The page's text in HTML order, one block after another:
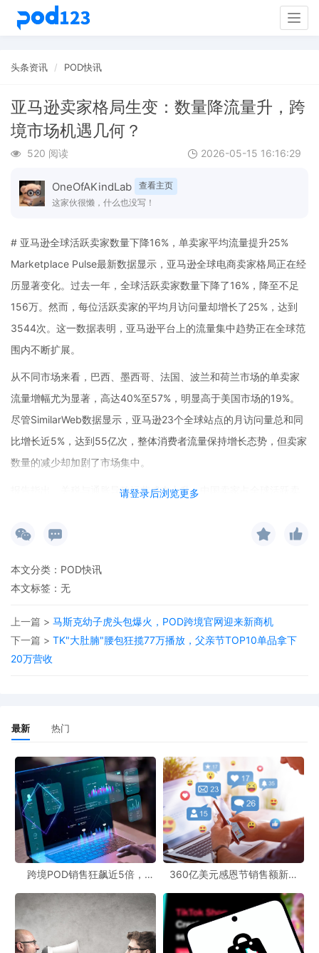
头条资讯 POD快讯
亚马逊卖家格局生变：数量降流量升，跨
境市场机遇几何？
520 阅读 2026-05-15 16:16:29
OneOfAKindLab
查看主页
这家伙很懒，什么也没写！
请登录后浏览更多
# 亚马逊全球活跃卖家数量下降16%，单卖家平均流量提升25%
Marketplace Pulse最新数据显示，亚马逊全球电商卖家格局正在经
历显著变化。过去一年，全球活跃卖家数量下降了16%，降至不足
156万。然而，每位活跃卖家的平均月访问量却增长了25%，达到
3544次。这一数据表明，亚马逊平台上的流量集中趋势正在全球范
围内不断扩展。
从不同市场来看，巴西、墨西哥、法国、波兰和荷兰市场的单卖家
流量增幅尤为显著，高达40%至57%，明显高于美国市场的19%。
尽管SimilarWeb数据显示，亚马逊23个全球站点的月访问量总和同
比增长近5%，达到55亿次，整体消费者流量保持增长态势，但卖家
数量的减少却加剧了市场集中。
报告指出，关税与通胀导致运营成本上升、中国卖家占全球活跃卖
等因素，共同导致了卖家数量的下降。在利润方面，平台费用和广
目前，电商市场进一步向大型和高效率卖家集中。在美国，50%的
为1.5万家。前十大站点依旧占据全球流量和活跃卖家总量的92%。
美国市场单卖家收入比第二大市场高出20万美元，而澳大利亚是唯
一活跃卖家数量仍呈增长的亚马逊市场。
商从业者来说，既是挑战也是机遇。对于那些想要进入跨境市场的
企业和个人而言，POD跨境官网和POD跨境社区将成为获取信息、
交流经验的重要平台。POD跨境官网可以为卖家提供一站式的服
务，包括产品展示、订单处理等；POD跨境社区则可以让卖家们相
互交流，分享市场动态和运营经验。
从跨境市场前景来看，虽然亚马逊卖家格局发生了变化，但整体跨
境电商市场仍然具有很大的发展潜力。随着全球消费者对跨境商品
的需求不断增加，以及物流、支付等基础设施的不断完善，跨境电
商有望迎来更广阔的发展空间。
本文分类： POD快讯
本文标签：无
上一篇 > 马斯克幼子虎头包爆火，POD跨境官网迎来新商机
下一篇 > TK"大肚腩"腰包狂揽77万播放，父亲节TOP10单品拿下
20万营收
最新 热门
跨境POD销售狂飙近5倍，
360亿美元感恩节销售额新纪
新风潮！